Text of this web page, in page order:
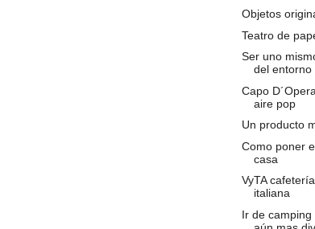
Objetos
Teatro de
Ser uno
del entorno
Capo
aire pop
Un producto
Como poner
casa
VyTA
italiana
Ir de